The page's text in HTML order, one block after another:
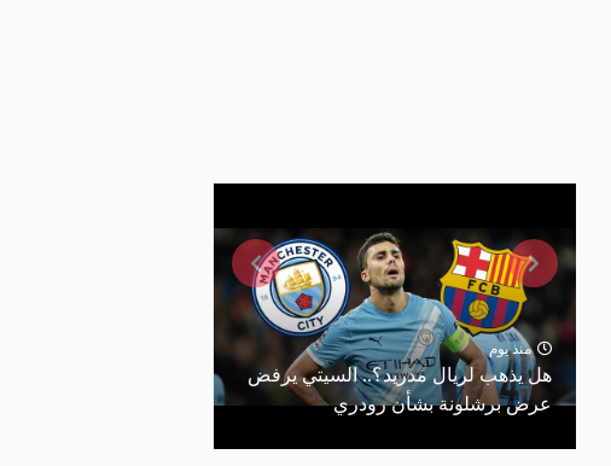
منذ يوم
هل يذهب لريال مدريد؟.. السيتي يرفض
عرض برشلونة بشأن رودري